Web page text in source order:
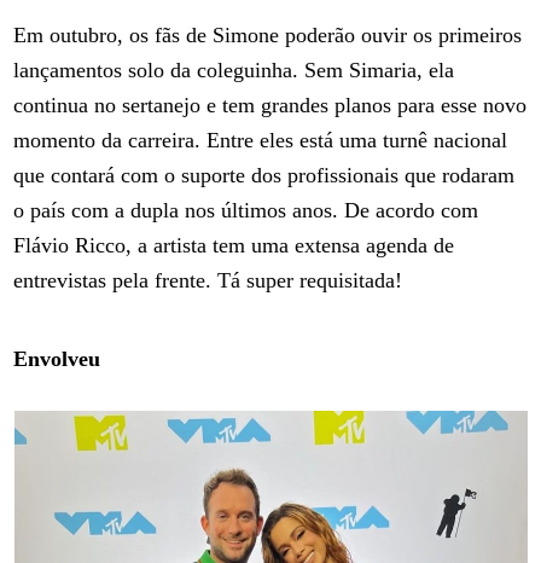
Em outubro, os fãs de Simone poderão ouvir os primeiros
lançamentos solo da coleguinha. Sem Simaria, ela
continua no sertanejo e tem grandes planos para esse novo
momento da carreira. Entre eles está uma turnê nacional
que contará com o suporte dos profissionais que rodaram
o país com a dupla nos últimos anos. De acordo com
Flávio Ricco, a artista tem uma extensa agenda de
entrevistas pela frente. Tá super requisitada!
Envolveu